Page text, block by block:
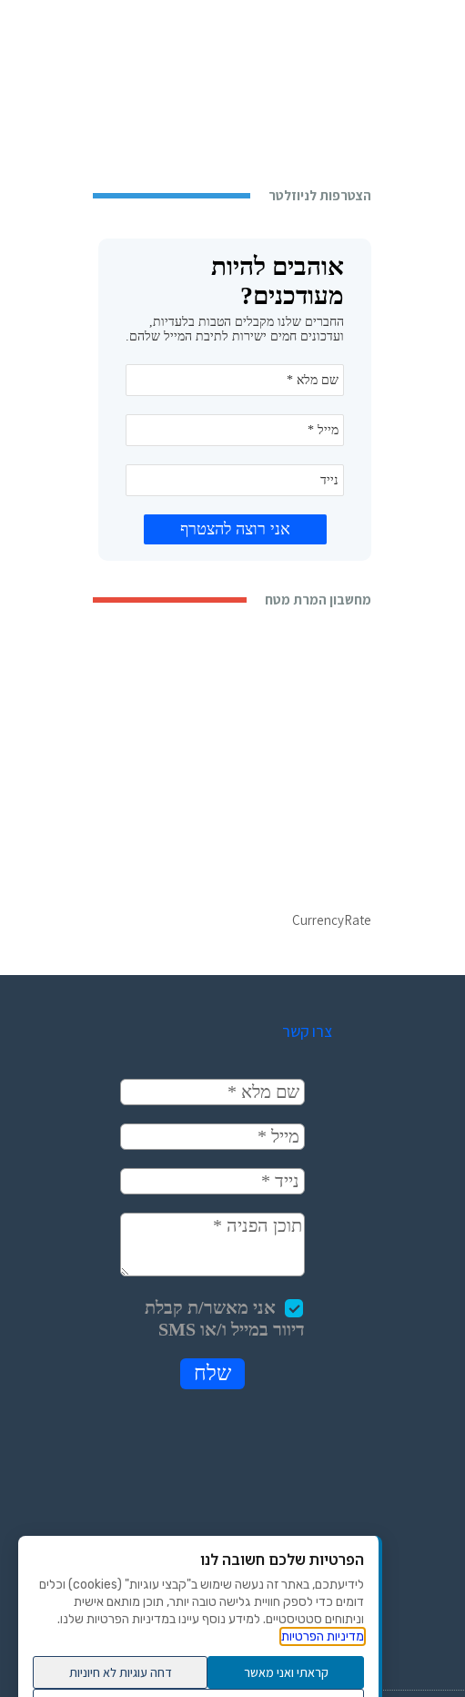
הצטרפות לניוזלטר
מחשבון המרת מטח
CurrencyRate
צרו קשר
הפרטיות שלכם חשובה לנו
לידיעתכם, באתר זה נעשה שימוש ב"קבצי עוגיות" (cookies) וכלים
דומים כדי לספק חוויית גלישה טובה יותר, תוכן מותאם אישית
וניתוחים סטטיסטיים. למידע נוסף עיינו במדיניות הפרטיות שלנו.
מדיניות הפרטיות
קראתי ואני מאשר דחה עוגיות לא חיוניות